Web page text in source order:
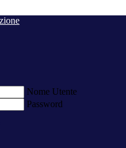
Nome Utente
Password